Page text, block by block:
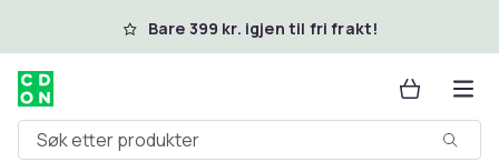
Hopp til hovedinnholdBare 399 kr. igjen til fri frakt!
Søk etter produkter